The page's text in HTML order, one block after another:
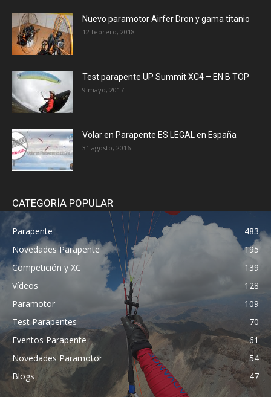
Nuevo paramotor Airfer Dron y gama titanio
12 febrero, 2018
Test parapente UP Summit XC4 – EN B TOP
9 mayo, 2017
Volar en Parapente ES LEGAL en España
31 agosto, 2016
CATEGORÍA POPULAR
Parapente
483
Novedades Parapente
195
Competición y XC
139
Vídeos
128
Paramotor
109
Test Parapentes
70
Eventos Parapente
61
Novedades Paramotor
54
Blogs
47